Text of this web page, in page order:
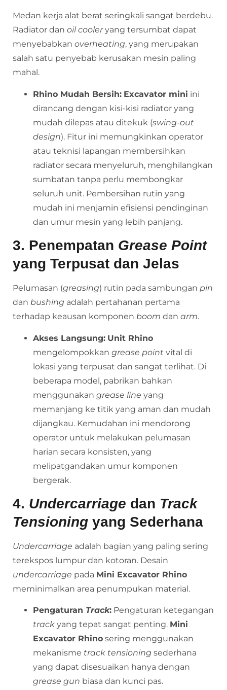
Medan kerja alat berat seringkali sangat berdebu.
Radiator dan oil cooleryang tersumbat dapat
menyebabkan overheating, yang merupakan
salah satu penyebab kerusakan mesin paling
mahal.
Rhino Mudah Bersih: Excavator mini ini
dirancang dengan kisi-kisi radiator yang
mudah dilepas atau ditekuk (swing-out
design). Fitur ini memungkinkan operator
atau teknisi lapangan membersihkan
radiator secara menyeluruh, menghilangkan
sumbatan tanpa perlu membongkar
seluruh unit. Pembersihan rutin yang
mudah ini menjamin efisiensi pendinginan
dan umur mesin yang lebih panjang.
3. Penempatan Grease Point
yang Terpusat dan Jelas
Pelumasan (greasing) rutin pada sambungan pin
dan bushing adalah pertahanan pertama
terhadap keausan komponen boom dan arm.
Akses Langsung: Unit Rhino
mengelompokkan grease point vital di
lokasi yang terpusat dan sangat terlihat. Di
beberapa model, pabrikan bahkan
menggunakan grease line yang
memanjang ke titik yang aman dan mudah
dijangkau. Kemudahan ini mendorong
operator untuk melakukan pelumasan
harian secara konsisten, yang
melipatgandakan umur komponen
bergerak.
4. Undercarriage dan Track
Tensioning yang Sederhana
Undercarriage adalah bagian yang paling sering
terekspos lumpur dan kotoran. Desain
undercarriage pada Mini Excavator Rhino
meminimalkan area penumpukan material.
Pengaturan Track: Pengaturan ketegangan
track yang tepat sangat penting. Mini
Excavator Rhino sering menggunakan
mekanisme track tensioning sederhana
yang dapat disesuaikan hanya dengan
grease gun biasa dan kunci pas.